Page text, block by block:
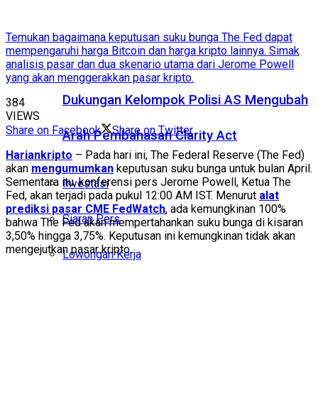
Dukungan Kelompok Polisi AS Mengubah
Arah Pembahasan Clarity Act
Investasi
Siaran Pers
Lowongan Kerja
Temukan bagaimana keputusan suku bunga The Fed dapat
mempengaruhi harga Bitcoin dan harga kripto lainnya. Simak
analisis pasar dan dua skenario utama dari Jerome Powell
yang akan menggerakkan pasar kripto.
384
VIEWS
Share on Facebook
Share on Twitter
Hariankripto – Pada hari ini, The Federal Reserve (The Fed)
akan mengumumkan keputusan suku bunga untuk bulan April.
Sementara itu, konferensi pers Jerome Powell, Ketua The
Fed, akan terjadi pada pukul 12:00 AM IST. Menurut alat
prediksi pasar CME FedWatch, ada kemungkinan 100%
bahwa The Fed akan mempertahankan suku bunga di kisaran
3,50% hingga 3,75%. Keputusan ini kemungkinan tidak akan
mengejutkan pasar kripto.